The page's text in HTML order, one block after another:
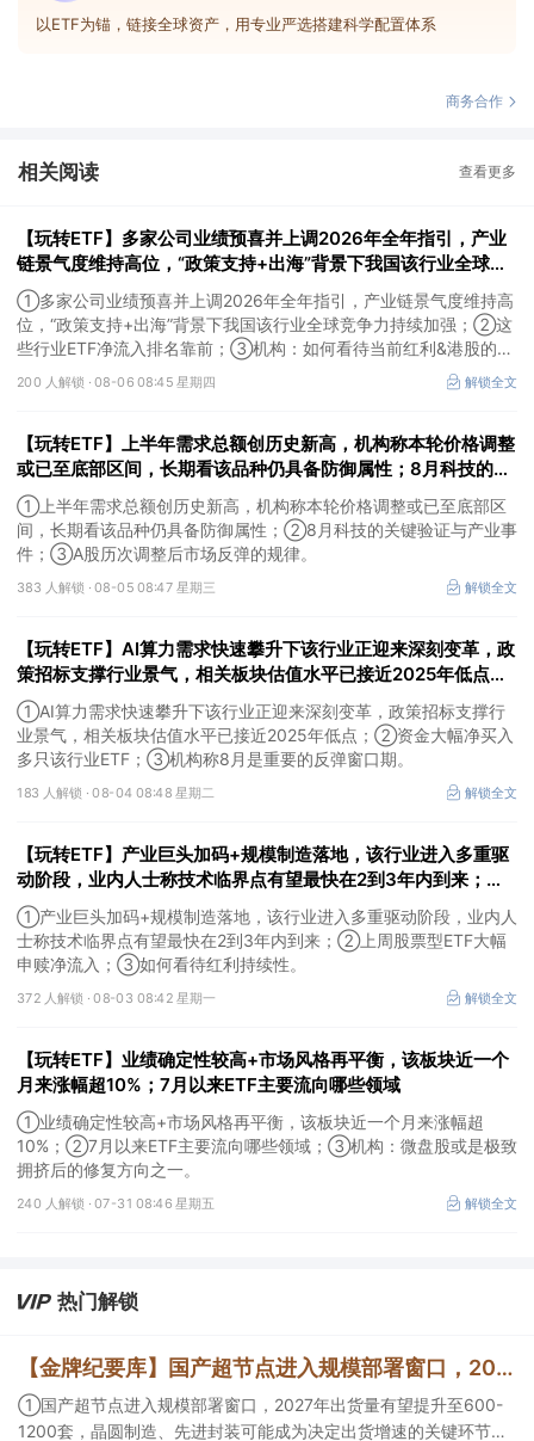
以ETF为锚，链接全球资产，用专业严选搭建科学配置体系
商务合作
相关阅读 查看更多
【玩转ETF】多家公司业绩预喜并上调2026年全年指引，产业
链景气度维持高位，“政策支持+出海”背景下我国该行业全球竞
争力持续加强；这些行业ETF净流入排名靠前
①多家公司业绩预喜并上调2026年全年指引，产业链景气度维持高
位，“政策支持+出海”背景下我国该行业全球竞争力持续加强；②这
些行业ETF净流入排名靠前；③机构：如何看待当前红利&港股的机
200 人解锁 ·08-06 08:45 星期四 解锁全文
【玩转ETF】上半年需求总额创历史新高，机构称本轮价格调整
或已至底部区间，长期看该品种仍具备防御属性；8月科技的关
键验证与产业事件
①上半年需求总额创历史新高，机构称本轮价格调整或已至底部区
间，长期看该品种仍具备防御属性；②8月科技的关键验证与产业事
件；③A股历次调整后市场反弹的规律。
383 人解锁 ·08-05 08:47 星期三 解锁全文
【玩转ETF】AI算力需求快速攀升下该行业正迎来深刻变革，政
策招标支撑行业景气，相关板块估值水平已接近2025年低点；
资金大幅净买入多只该行业ETF
①AI算力需求快速攀升下该行业正迎来深刻变革，政策招标支撑行
业景气，相关板块估值水平已接近2025年低点；②资金大幅净买入
多只该行业ETF；③机构称8月是重要的反弹窗口期。
183 人解锁 ·08-04 08:48 星期二 解锁全文
【玩转ETF】产业巨头加码+规模制造落地，该行业进入多重驱
动阶段，业内人士称技术临界点有望最快在2到3年内到来；上
周股票型ETF大幅申赎净流入
①产业巨头加码+规模制造落地，该行业进入多重驱动阶段，业内人
士称技术临界点有望最快在2到3年内到来；②上周股票型ETF大幅
申赎净流入；③如何看待红利持续性。
372 人解锁 ·08-03 08:42 星期一 解锁全文
【玩转ETF】业绩确定性较高+市场风格再平衡，该板块近一个
月来涨幅超10%；7月以来ETF主要流向哪些领域
①业绩确定性较高+市场风格再平衡，该板块近一个月来涨幅超
10%；②7月以来ETF主要流向哪些领域；③机构：微盘股或是极致
拥挤后的修复方向之一。
240 人解锁 ·07-31 08:46 星期五 解锁全文
热门解锁
【金牌纪要库】国产超节点进入规模部署窗口，2027年出货量有望提升至600-1200套，晶圆制造、先进封装可能成为决定出货增速的关键环节
①国产超节点进入规模部署窗口，2027年出货量有望提升至600-
1200套，晶圆制造、先进封装可能成为决定出货增速的关键环节；